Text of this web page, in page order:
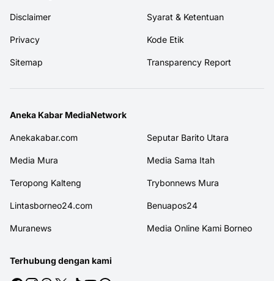
Disclaimer Syarat & Ketentuan
Privacy Kode Etik
Sitemap Transparency Report
Aneka Kabar MediaNetwork
Anekakabar.com Seputar Barito Utara
Media Mura Media Sama Itah
Teropong Kalteng Trybonnews Mura
Lintasborneo24.com Benuapos24
Muranews Media Online Kami Borneo
Terhubung dengan kami